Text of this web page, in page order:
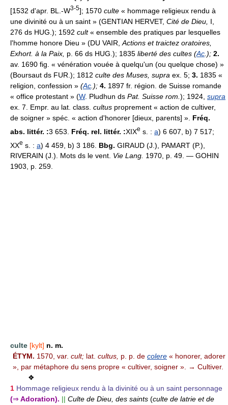
[1532 d'apr. BL.-W3-5]; 1570 culte « hommage religieux rendu à
une divinité ou à un saint » (GENTIAN HERVET, Cité de Dieu, I,
276 ds HUG.); 1592 cult« ensemble des pratiques par lesquelles
l'homme honore Dieu » (DU VAIR, Actions et traictez oratoires,
Exhort. à la Paix, p. 66 ds HUG.); 1835 liberté des cultes (Ac .); 2.
av. 1690 fig. « vénération vouée à quelqu'un (ou quelque chose) »
(Boursaut ds FUR.); 1812 culte des Muses, supra ex. 5; 3. 1835 «
religion, confession » (Ac .); 4. 1897 fr. région. de Suisse romande
« office protestant » (W. Pludhun ds Pat. Suisse rom. ); 1924, supra
ex. 7. Empr. au lat. class. cultus proprement « action de cultiver,
de soigner » spéc. « action d'honorer [dieux, parents] ». Fréq.
abs. littér. :3 653. Fréq. rel. littér. :XIXe s. : a) 6 607, b) 7 517;
XXe s. : a) 4 459, b) 3 186. Bbg. GIRAUD (J.), PAMART (P.),
RIVERAIN (J.). Mots ds le vent. Vie Lang. 1970, p. 49. — GOHIN
1903, p. 259.
culte [kylt] n. m.
ÉTYM. 1570, var. cult; lat. cultus, p. p. de colere « honorer, adorer
», par métaphore du sens propre « cultiver, soigner ». → Cultiver.
❖
1 Hommage religieux rendu à la divinité ou à un saint personnage
(⇒ Adoration). || Culte de Dieu, des saints (culte de latrie et de